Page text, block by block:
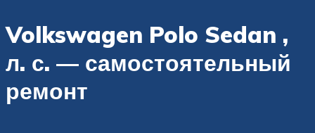
Volkswagen Polo Sedan ,
л. с. — самостоятельный
ремонт